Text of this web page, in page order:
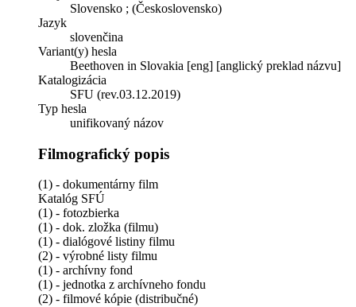
Slovensko ; (Československo)
Jazyk
slovenčina
Variant(y) hesla
Beethoven in Slovakia [eng] [anglický preklad názvu]
Katalogizácia
SFU (rev.03.12.2019)
Typ hesla
unifikovaný názov
Filmografický popis
(1) - dokumentárny film
Katalóg SFÚ
(1) - fotozbierka
(1) - dok. zložka (filmu)
(1) - dialógové listiny filmu
(2) - výrobné listy filmu
(1) - archívny fond
(1) - jednotka z archívneho fondu
(2) - filmové kópie (distribučné)